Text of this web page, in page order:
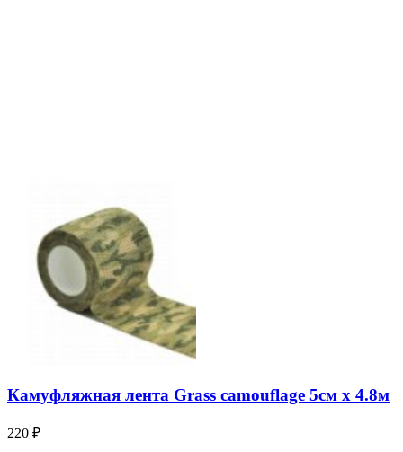
Камуфляжная лента Grass camouflage 5см х 4.8м
220 ₽